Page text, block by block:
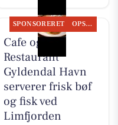
SPONSORERET OPSLAGSTAVLEN
Cafe og
Restaurant
Gyldendal Havn
serverer frisk bøf
og fisk ved
Limfjorden